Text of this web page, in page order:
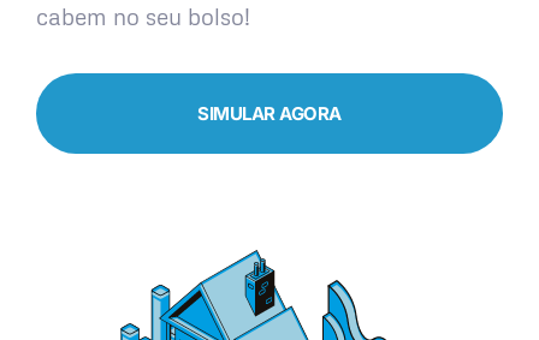
cabem no seu bolso!
SIMULAR AGORA